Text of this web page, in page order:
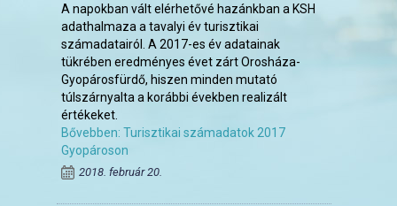
A napokban vált elérhetővé hazánkban a KSH
adathalmaza a tavalyi év turisztikai
számadatairól. A 2017-es év adatainak
tükrében eredményes évet zárt Orosháza-
Gyopárosfürdő, hiszen minden mutató
túlszárnyalta a korábbi években realizált
értékeket.
Bővebben: Turisztikai számadatok 2017
Gyopároson
2018. február 20.